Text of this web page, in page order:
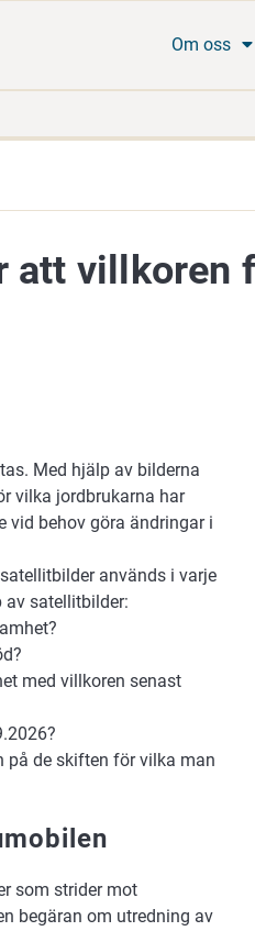
Om oss
villkoren
Med hjälp av bilderna
vilka jordbrukarna har
vid behov göra ändringar i
används i varje
av satellitbilder:
med villkoren senast
på de skiften för vilka man
som strider mot
begäran om utredning av